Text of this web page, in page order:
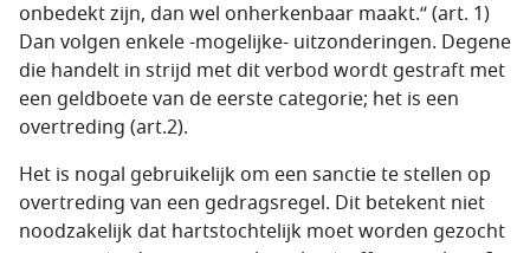
onbedekt zijn, dan wel onherkenbaar maakt.“ (art. 1)
Dan volgen enkele -mogelijke- uitzonderingen. Degene
die handelt in strijd met dit verbod wordt gestraft met
een geldboete van de eerste categorie; het is een
overtreding (art.2).
Het is nogal gebruikelijk om een sanctie te stellen op
overtreding van een gedragsregel. Dit betekent niet
noodzakelijk dat hartstochtelijk moet worden gezocht